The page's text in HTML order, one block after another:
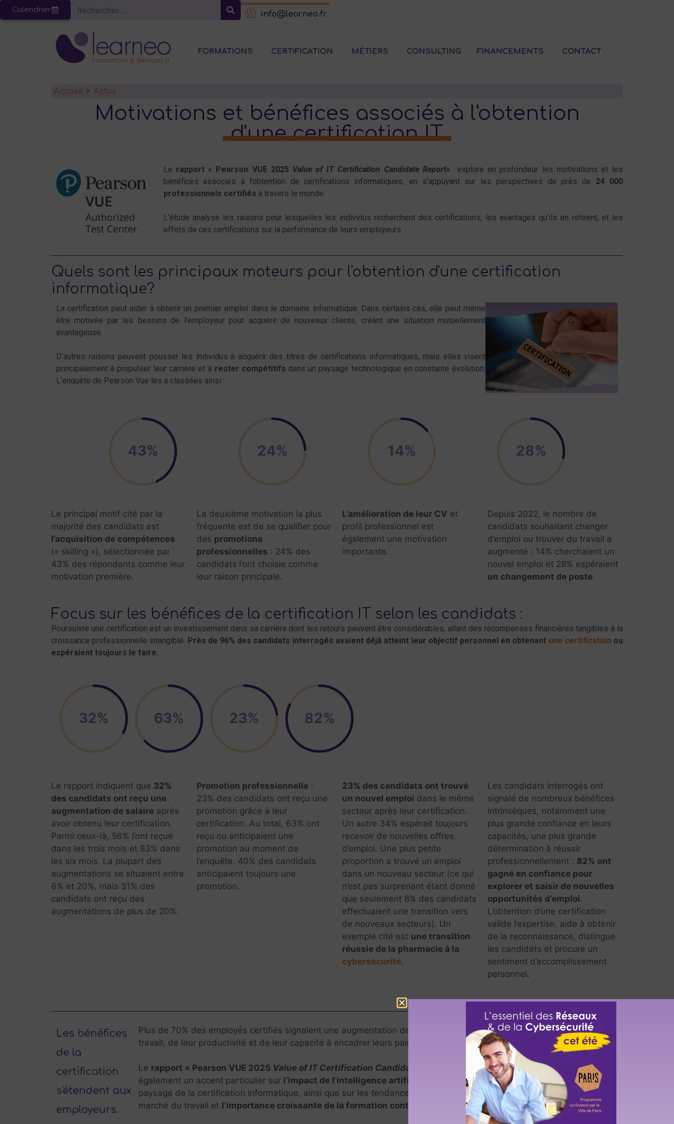
Calendrier info@learneo.fr
FORMATIONS CERTIFICATION MÉTIERS CONSULTING FINANCEMENTS CONTACT
Accueil > Actus
Motivations et bénéfices associés à l'obtention
d'une certification IT
Le rapport « Pearson VUE 2025 Value of IT Certification Candidate Report«
explore en profondeur les motivations et les
bénéfices associés à l’obtention de certifications informatiques, en s’appuyant sur les perspectives de près de 24 000
professionnels certifiés à travers le monde.
L’étude analyse les raisons pour lesquelles les individus recherchent des certifications, les avantages qu’ils en retirent, et les
effets de ces certifications sur la performance de leurs employeurs.
Quels sont les principaux moteurs pour l'obtention d'une certification
informatique?
La certification peut aider à obtenir un premier emploi dans le domaine informatique . Dans certains cas, elle peut même
être motivée par les besoins de l’employeur pour acquérir de nouveaux clients, créant une situation mutuellement
avantageuse.
D’autres raisons peuvent pousser les individus à acquérir des titres de certifications informatiques, mais elles visent
principalement à propulser leur carrière et à rester compétitifs dans un paysage technologique en constante évolution.
L’enquête de Pearson Vue les a classées ainsi :
43% 24% 14% 28%
Le principal motif cité par la
majorité des candidats est
l’acquisition de compétences
(« skilling »), sélectionnée par
43% des répondants comme leur
motivation première.
La deuxième motivation la plus
fréquente est de se qualifier pour
des promotions
professionnelles : 24% des
candidats l’ont choisie comme
leur raison principale.
L’amélioration de leur CV et
profil professionnel est
également une motivation
importante.
Depuis 2022, le nombre de
candidats souhaitant changer
d’emploi ou trouver du travail a
augmenté : 14% cherchaient un
nouvel emploi et 28% espéraient
un changement de poste.
Focus sur les bénéfices de la certification IT selon les candidats :
Poursuivre une certification est un investissement dans sa carrière dont les retours peuvent être considérables, allant des récompenses financières tangibles à la
croissance professionnelle intangible. Près de 96% des candidats interrogés avaient déjà atteint leur objectif personnel en obtenant une certification ou
espéraient toujours le faire.
32% 63% 23% 82%
Le rapport indiquent que 32%
des candidats ont reçu une
augmentation de salaire après
avoir obtenu leur certification.
Parmi ceux-là, 56% l’ont reçue
dans les trois mois et 83% dans
les six mois. La plupart des
augmentations se situaient entre
6% et 20% , mais 31% des
candidats ont reçu des
augmentations de plus de 20%.
Promotion professionnelle :
23% des candidats ont reçu une
promotion grâce à leur
certification. Au total, 63% ont
reçu ou anticipaient une
promotion au moment de
l’enquête. 40% des candidats
anticipaient toujours une
promotion.
23% des candidats ont trouvé
un nouvel emploi dans le même
secteur après leur certification.
Un autre 34% espérait toujours
recevoir de nouvelles offres
d’emploi. Une plus petite
proportion a trouvé un emploi
dans un nouveau secteur (ce qui
n’est pas surprenant étant donné
que seulement 8% des candidats
effectuaient une transition vers
de nouveaux secteurs). Un
exemple cité est une transition
réussie de la pharmacie à la
cybersécurité.
Les candidats interrogés ont
signalé de nombreux bénéfices
intrinsèques, notamment une
plus grande confiance en leurs
capacités, une plus grande
détermination à réussir
professionnellement : 82% ont
gagné en confiance pour
explorer et saisir de nouvelles
opportunités d’emploi.
L’obtention d’une certification
valide l’expertise, aide à obtenir
de la reconnaissance, distingue
les candidats et procure un
sentiment d’accomplissement
personnel.
Les bénéfices
de la
certification
s'étendent aux
employeurs.
Plus de 70% des employés certifiés signalent une augmentation de la qualité de leur
travail, de leur productivité et de leur capacité à encadrer leurs pairs.
Le rapport « Pearson VUE 2025 Value of IT Certification Candidate Report
également un accent particulier sur l’impact de l’intelligence artificielle
(IA) sur le
paysage de la certification informatique, ainsi que sur les tendances actuelles du
marché du travail et l’importance croissante de la formation continue